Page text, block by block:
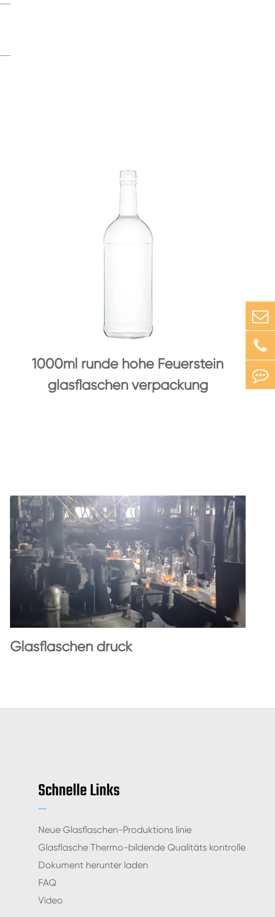
1000ml runde hohe Feuerstein
glasflaschen verpackung
Glasflaschen druck
Schnelle Links
Neue Glasflaschen-Produktions linie
Glasflasche Thermo-bildende Qualitäts kontrolle
Dokument herunter laden
FAQ
Video